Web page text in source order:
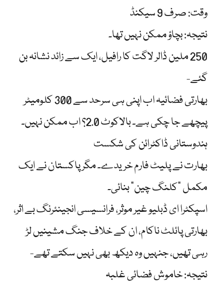
وقت: صرف 9 سیکنڈ
نتیجہ: بچاؤ ممکن نہیں تھا۔
250 ملین ڈالر لاگت کا رافیل، ایک سے زائد نشانہ بن
گئے-
بھارتی فضائیہ اب اپنی ہی سرحد سے 300 کلومیٹر
پیچھے جا چکی ہے۔ بالاکوٹ 2.0؟ اب ممکن نہیں۔
ہندوستانی ڈاکٹرائن کی شکست
بھارت نے پلیٹ فارم خریدے۔ مگر پاکستان نے ایک
مکمل "کلنگ چین” بنائی۔
اسپکٹرا ای ڈبلیو غیر موثر، فرانسیسی انجینئرنگ بے اثر،
بھارتی پائلٹ ناکام، ان کے خلاف جنگ مشینیں لڑ
رہی تھیں، جنہیں وہ دیکھ بھی نہیں سکتے تھے-
نتیجہ: خاموش فضائی غلبہ